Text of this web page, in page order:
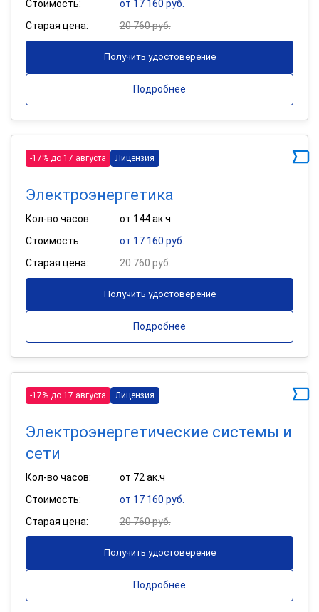
Стоимость:
от 17 160 руб.
Старая цена:
20 760 руб.
Получить удостоверение
Подробнее
-17% до 17 августа Лицензия
Электроэнергетика
Кол-во часов:
от 144 ак.ч
Стоимость:
от 17 160 руб.
Старая цена:
20 760 руб.
Получить удостоверение
Подробнее
-17% до 17 августа Лицензия
Электроэнергетические системы и
сети
Кол-во часов:
от 72 ак.ч
Стоимость:
от 17 160 руб.
Старая цена:
20 760 руб.
Получить удостоверение
Подробнее